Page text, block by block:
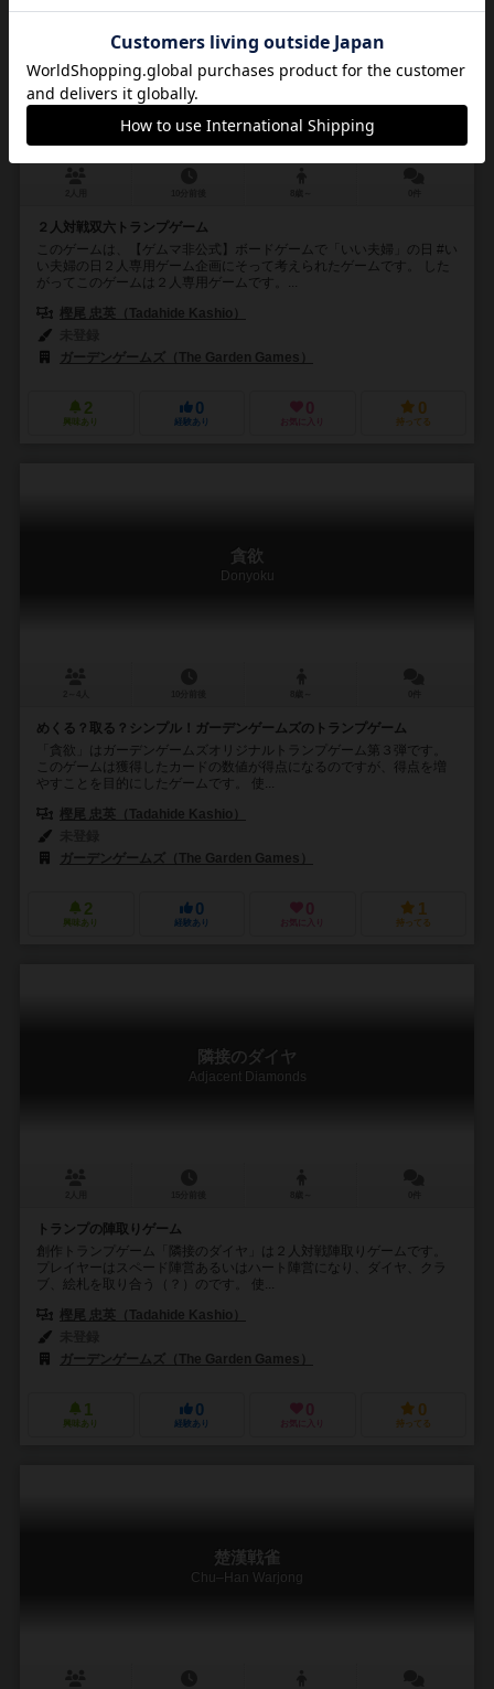
キングとクイーンの不思議な道
The Mysterious Way of King & Queen
２人対戦双六トランプゲーム
このゲームは、【ゲムマ非公式】ボードゲームで「いい夫婦」の日 #い
い夫婦の日２人専用ゲーム企画にそって考えられたゲームです。 した
がってこのゲームは２人専用ゲームです。...
樫尾 忠英（Tadahide Kashio）
ガーデンゲームズ（The Garden Games）
2
興味あり
0
経験あり
0
お気に入り
0
持ってる
貪欲
Donyoku
めくる？取る？シンプル！ガーデンゲームズのトランプゲーム
「貪欲」はガーデンゲームズオリジナルトランプゲーム第３弾です。
このゲームは獲得したカードの数値が得点になるのですが、得点を増
やすことを目的にしたゲームです。 使...
樫尾 忠英（Tadahide Kashio）
ガーデンゲームズ（The Garden Games）
2
興味あり
0
経験あり
0
お気に入り
1
持ってる
隣接のダイヤ
Adjacent Diamonds
トランプの陣取りゲーム
創作トランプゲーム「隣接のダイヤ」は２人対戦陣取りゲームです。
プレイヤーはスペード陣営あるいはハート陣営になり、ダイヤ、クラ
ブ、絵札を取り合う（？）のです。 使...
樫尾 忠英（Tadahide Kashio）
ガーデンゲームズ（The Garden Games）
1
興味あり
0
経験あり
0
お気に入り
0
持ってる
楚漢戦雀
Chu–Han Warjong